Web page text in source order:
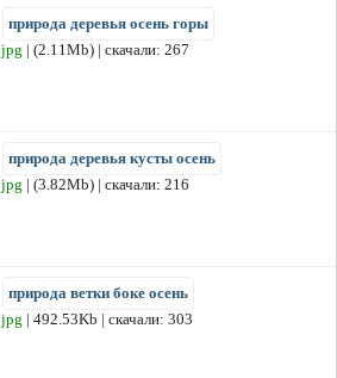
природа деревья осень горы
jpg | (2.11Mb) | скачали: 267
природа деревья кусты осень
jpg | (3.82Mb) | скачали: 216
природа ветки боке осень
jpg | 492.53Kb | скачали: 303